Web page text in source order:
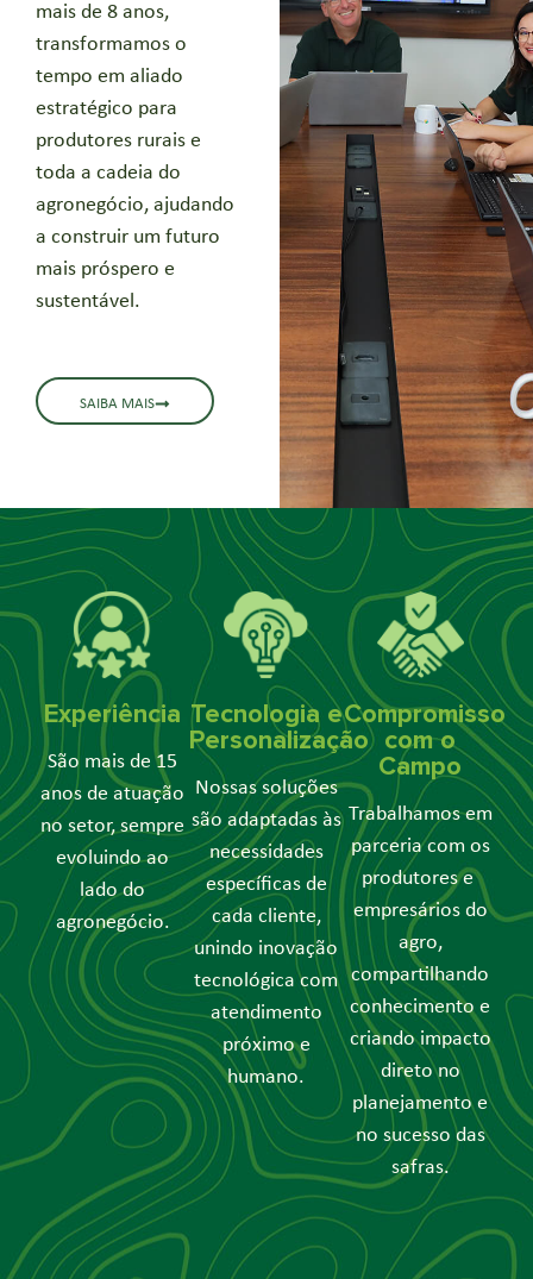
mais de 8 anos,
transformamos o
tempo em aliado
estratégico para
produtores rurais e
toda a cadeia do
agronegócio, ajudando
a construir um futuro
mais próspero e
sustentável.
SAIBA MAIS
Experiência
São mais de 15
anos de atuação
no setor, sempre
evoluindo ao
lado do
agronegócio.
Tecnologia e
Personalização
Nossas soluções
são adaptadas às
necessidades
específicas de
cada cliente,
unindo inovação
tecnológica com
atendimento
próximo e
humano.
Compromisso
com o
Campo
Trabalhamos em
parceria com os
produtores e
empresários do
agro,
compartilhando
conhecimento e
criando impacto
direto no
planejamento e
no sucesso das
safras.